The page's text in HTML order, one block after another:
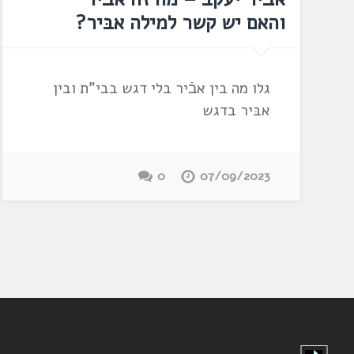
והאם יש קשר למילה אבּיר?
גלו מה בין אבֿיר בלי דגש בבי"ת ובין
אבּיר בדגש
07/09/2023
0